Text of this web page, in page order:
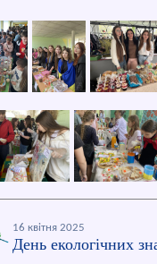
16 квітня 2025
День екологічних